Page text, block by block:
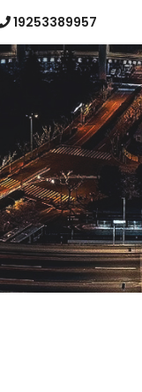
19253389957